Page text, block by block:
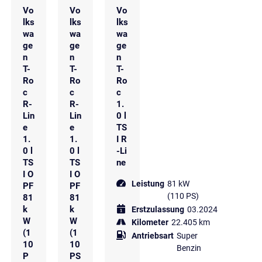
Vo
lks
wa
ge
n
T-
Ro
c
R-
Lin
e
1.
0 l
TS
I O
PF
81
k
W
(1
10
P
Vo
lks
wa
ge
n
T-
Ro
c
R-
Lin
e
1.
0 l
TS
I O
PF
81
k
W
(1
10
PS
Vo
lks
wa
ge
n
T-
Ro
c
1.
0 l
TS
I R
-Li
ne
Leistung 81 kW
(110 PS)
Erstzulassung 03.2024
Kilometer 22.405 km
Antriebsart Super
Benzin